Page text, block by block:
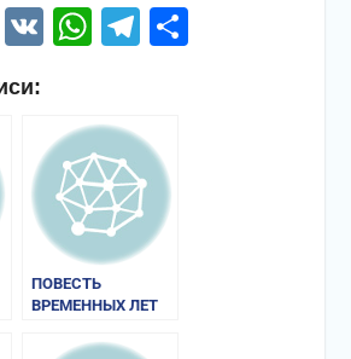
VKWhatsApp
Telegram
ПОВЕСТЬ
ВРЕМЕННЫХ ЛЕТ